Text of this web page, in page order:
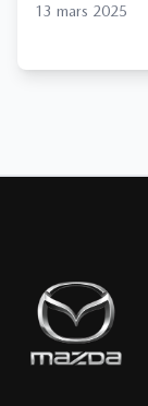
13 mars 2025